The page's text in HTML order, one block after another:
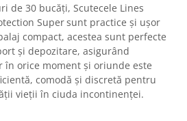
de 30 bucăți, Scutecele Lines
Supersunt practice și ușor
compact, acestea sunt perfecte
și depozitare, asigurând
orice moment și oriunde este
comodă și discretă pentru
vieții în ciuda incontinenței.